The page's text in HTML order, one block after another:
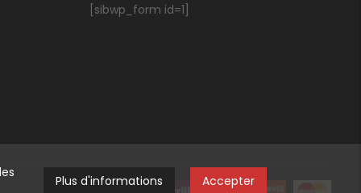
[sibwp_form id=1]
Plus d'informations Accepter